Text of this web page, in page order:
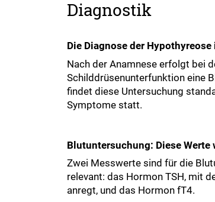
Diagnostik
Die Diagnose der
Nach der Anamnese erfolgt bei
Schilddrüsenunterfunktion eine
findet diese Untersuchung
Symptome statt.
Blutuntersuchung: Diese Werte
Zwei Messwerte sind für die
relevant: das Hormon TSH, mit
anregt, und das Hormon fT4.